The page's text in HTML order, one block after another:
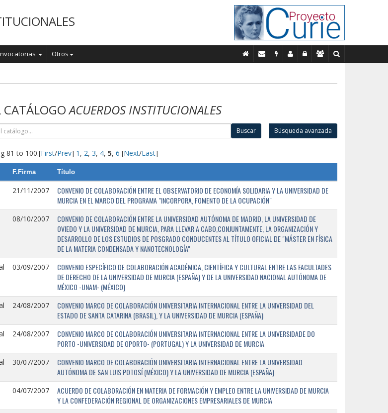
Otros
CATÁLOGOACUERDOS INSTITUCIONALES
Buscar Búsqueda avanzada
81 to 100.[First/Prev] 1 , 2, 3, 4, 5, 6 [Next/Last]
F.Firma Título
21/11/2007
CONVENIO DE COLABORACIÓN ENTRE EL OBSERVATORIO DE ECONOMÍA SOLIDARIA Y LA UNIVERSIDAD DE
MURCIA EN EL MARCO DEL PROGRAMA "INCORPORA, FOMENTO DE LA OCUPACIÓN"
08/10/2007
CONVENIO DE COLABORACIÓN ENTRE LA UNIVERSIDAD AUTÓNOMA DE MADRID, LA UNIVERSIDAD DE
OVIEDO Y LA UNIVERSIDAD DE MURCIA, PARA LLEVAR A CABO,CONJUNTAMENTE, LA ORGANIZACIÓN Y
DESARROLLO DE LOS ESTUDIOS DE POSGRADO CONDUCENTES AL TÍTULO OFICIAL DE "MÁSTER EN FÍSICA
DE LA MATERIA CONDENSADA Y NANOTECNOLOGÍA"
03/09/2007
CONVENIO ESPECÍFICO DE COLABORACIÓN ACADÉMICA, CIENTÍFICA Y CULTURAL ENTRE LAS FACULTADES
DE DERECHO DE LA UNIVERSIDAD DE MURCIA (ESPAÑA) Y DE LA UNIVERSIDAD NACIONAL AUTÓNOMA DE
MÉXICO -UNAM- (MÉXICO)
24/08/2007
CONVENIO MARCO DE COLABORACIÓN UNIVERSITARIA INTERNACIONAL ENTRE LA UNIVERSIDAD DEL
ESTADO DE SANTA CATARINA (BRASIL), Y LA UNIVERSIDAD DE MURCIA (ESPAÑA)
24/08/2007
CONVENIO MARCO DE COLABORACIÓN UNIVERSITARIA INTERNACIONAL ENTRE LA UNIVERSIDADE DO
PORTO -UNIVERSIDAD DE OPORTO- (PORTUGAL) Y LA UNIVERSIDAD DE MURCIA
30/07/2007
CONVENIO MARCO DE COLABORACIÓN UNIVERSITARIA INTERNACIONAL ENTRE LA UNIVERSIDAD
AUTÓNOMA DE SAN LUIS POTOSÍ (MÉXICO) Y LA UNIVERSIDAD DE MURCIA (ESPAÑA)
04/07/2007
ACUERDO DE COLABORACIÓN EN MATERIA DE FORMACIÓN Y EMPLEO ENTRE LA UNIVERSIDAD DE MURCIA
Y LA CONFEDERACIÓN REGIONAL DE ORGANIZACIONES EMPRESARIALES DE MURCIA